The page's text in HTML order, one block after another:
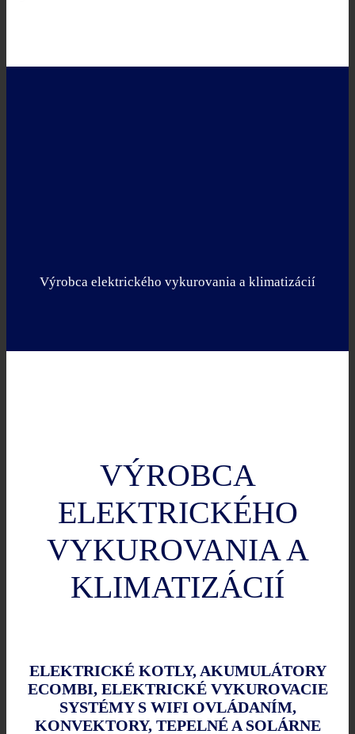
Výrobca elektrického vykurovania a klimatizácií
VÝROBCA
ELEKTRICKÉHO
VYKUROVANIA A
KLIMATIZÁCIÍ
ELEKTRICKÉ KOTLY, AKUMULÁTORY
ECOMBI, ELEKTRICKÉ VYKUROVACIE
SYSTÉMY S WIFI OVLÁDANÍM,
KONVEKTORY, TEPELNÉ A SOLÁRNE